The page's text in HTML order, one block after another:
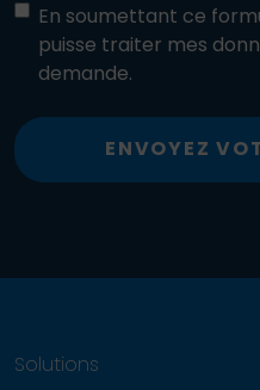
En soumettant ce
puisse traiter mes
demande.
ENVOYEZ
Solutions